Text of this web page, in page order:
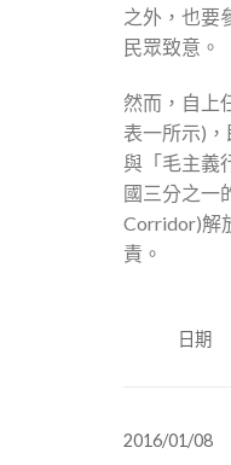
之外，也要
民眾致意。
然而，自上
表一所示)
與「毛主義
國三分之一
Corridor)解
責。
日期
2016/01/08